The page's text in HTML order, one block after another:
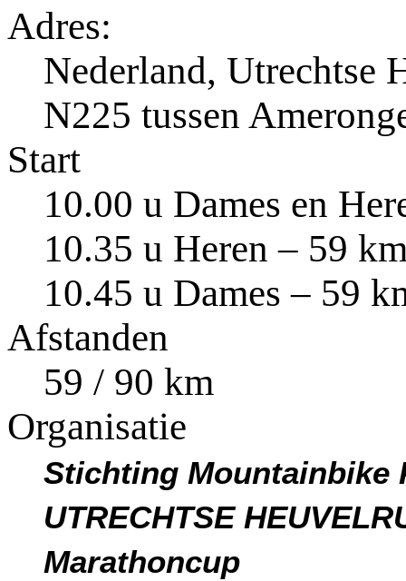
Adres:
Nederland, Utrechtse
N225 tussen
Start
10.00 u Dames en
10.35 u Heren – 59
10.45 u Dames – 59
Afstanden
59 / 90 km
Organisatie
Stichting Mountainbike
UTRECHTSE
Marathoncup